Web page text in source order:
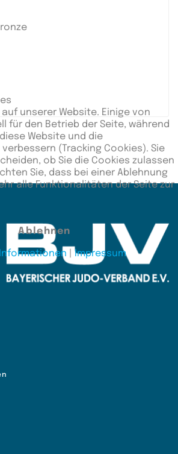
unserer Website. Einige von
für den Betrieb der Seite, während
Website und die
(Tracking Cookies). Sie
ob Sie die Cookies zulassen
Sie, dass bei einer Ablehnung
alle Funktionalitäten der Seite zur
Ablehnen
Impressum